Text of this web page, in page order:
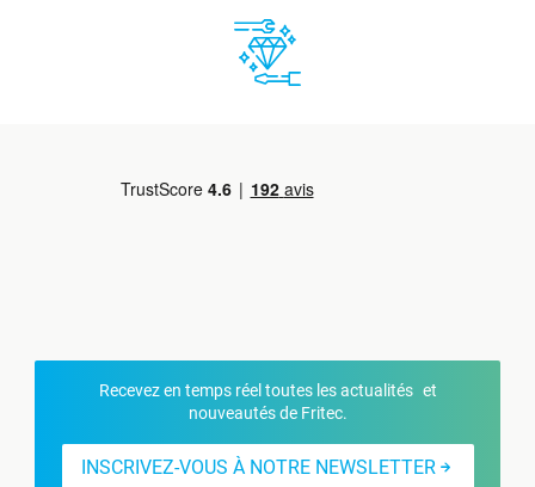
Recevez en temps réel toutes les actualités et
nouveautés de Fritec.
INSCRIVEZ-VOUS À NOTRE NEWSLETTER